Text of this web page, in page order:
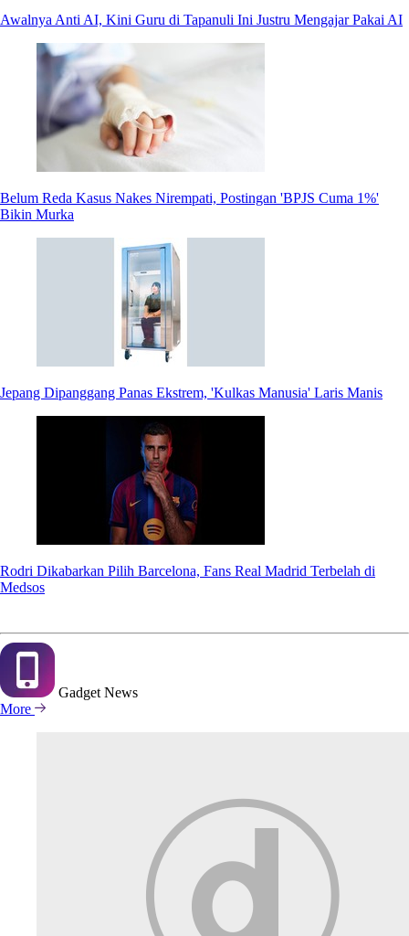
Awalnya Anti AI, Kini Guru di Tapanuli Ini Justru Mengajar Pakai AI
Belum Reda Kasus Nakes Nirempati, Postingan 'BPJS Cuma 1%'
Bikin Murka
Jepang Dipanggang Panas Ekstrem, 'Kulkas Manusia' Laris Manis
Rodri Dikabarkan Pilih Barcelona, Fans Real Madrid Terbelah di
Medsos
Gadget News
More